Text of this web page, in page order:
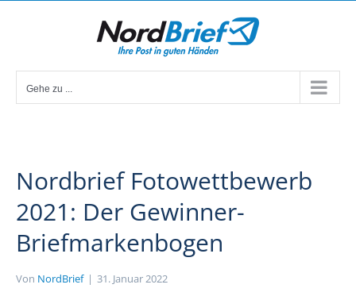
Gehe zu ...
Nordbrief Fotowettbewerb
2021: Der Gewinner-
Briefmarkenbogen
Von NordBrief | 31. Januar 2022